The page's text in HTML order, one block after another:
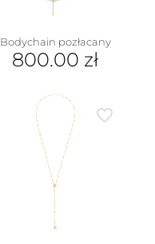
Bodychain pozłacany
800.00 zł